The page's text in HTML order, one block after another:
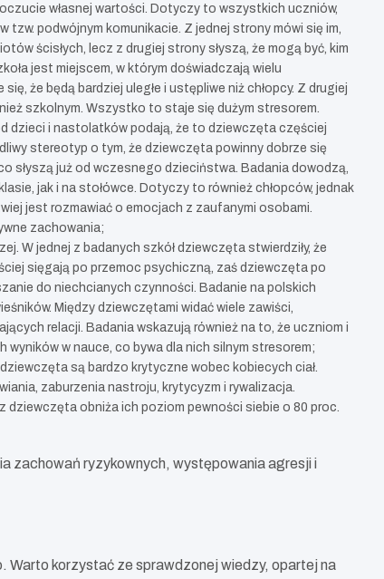
własnej wartości. Dotyczy to wszystkich uczniów,
podwójnym komunikacie. Z jednej strony mówi się im,
ścisłych, lecz z drugiej strony słyszą, że mogą być, kim
jest miejscem, w którym doświadczają wielu
że będą bardziej uległe i ustępliwe niż chłopcy. Z drugiej
szkolnym. Wszystko to staje się dużym stresorem.
dzieci i nastolatków podają, że to dziewczęta częściej
stereotyp o tym, że dziewczęta powinny dobrze się
słyszą już od wczesnego dzieciństwa. Badania dowodzą,
jak i na stołówce. Dotyczy to również chłopców, jednak
jest rozmawiać o emocjach z zaufanymi osobami.
zachowania;
W jednej z badanych szkół dziewczęta stwierdziły, że
sięgają po przemoc psychiczną, zaś dziewczęta po
do niechcianych czynności. Badanie na polskich
Między dziewczętami widać wiele zawiści,
relacji. Badania wskazują również na to, że uczniom i
w nauce, co bywa dla nich silnym stresorem;
są bardzo krytyczne wobec kobiecych ciał.
zaburzenia nastroju, krytycyzm i rywalizacja.
obniża ich poziom pewności siebie o 80 proc.
zachowań ryzykownych, występowania agresji i
korzystać ze sprawdzonej wiedzy, opartej na